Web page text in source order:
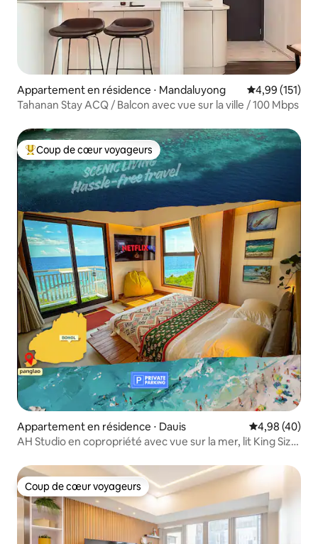
Appartement en résidence ⋅ Mandaluyong Évaluation
4,99 (151)
Tahanan Stay ACQ / Balcon avec vue sur la ville / 100 Mbps
Coups de cœur voyageurs les plus appréciés
Coup de cœur voyageurs
Appartement en résidence ⋅ Dauis Évaluation
4,98 (40)
AH Studio en copropriété avec vue sur la mer, lit King Size,
Coup de cœur voyageurs
Coup de cœur voyageurs